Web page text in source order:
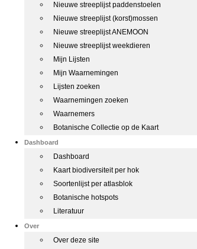
Nieuwe streeplijst paddenstoelen
Nieuwe streeplijst (korst)mossen
Nieuwe streeplijst ANEMOON
Nieuwe streeplijst weekdieren
Mijn Lijsten
Mijn Waarnemingen
Lijsten zoeken
Waarnemingen zoeken
Waarnemers
Botanische Collectie op de Kaart
Dashboard
Dashboard
Kaart biodiversiteit per hok
Soortenlijst per atlasblok
Botanische hotspots
Literatuur
Over
Over deze site